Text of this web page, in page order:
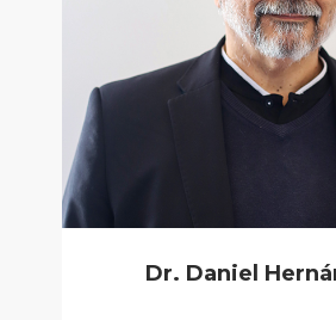
Dr. Daniel